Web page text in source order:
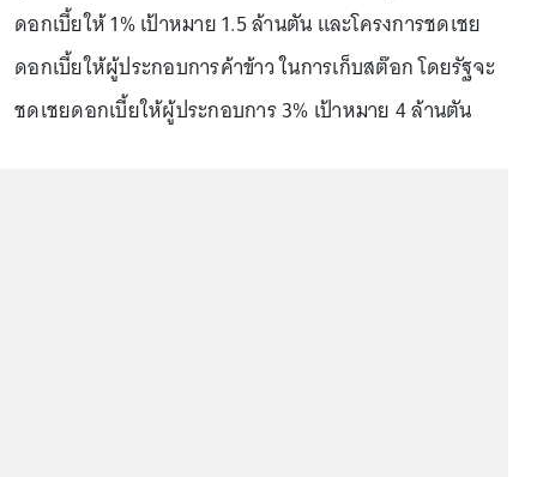
ดอกเบี้ยให้ 1% เป้าหมาย 1.5 ล้านตัน และโครงการชดเชย
ดอกเบี้ยให้ผู้ประกอบการค้าข้าว ในการเก็บสต๊อก โดยรัฐจะ
ชดเชยดอกเบี้ยให้ผู้ประกอบการ 3% เป้าหมาย 4 ล้านตัน